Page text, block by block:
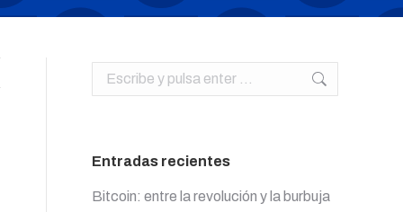
Buscar:
Entradas recientes
Bitcoin: entre la revolución y la burbuja